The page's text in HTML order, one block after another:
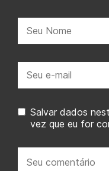
mail:
Salvar dados
vez que eu for
comentário: